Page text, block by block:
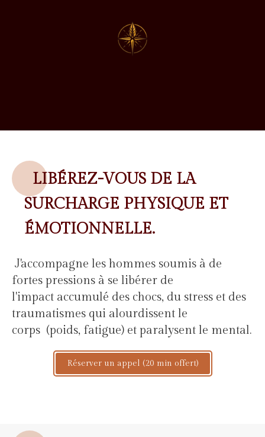
LIBÉREZ-VOUS DE LA
SURCHARGE PHYSIQUE ET
ÉMOTIONNELLE.
J'accompagne les hommes soumis à de
fortes pressions à se libérer de
l'impact accumulé des chocs, du stress et des
traumatismes qui alourdissent le
corps (poids, fatigue) et paralysent le mental.
Réserver un appel (20 min offert)